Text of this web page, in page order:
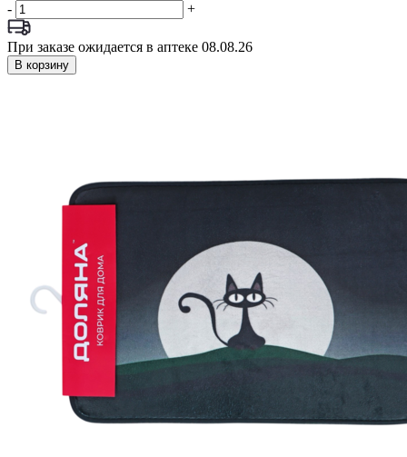
-
+
При заказе ожидается в аптеке 08.08.26
В корзину